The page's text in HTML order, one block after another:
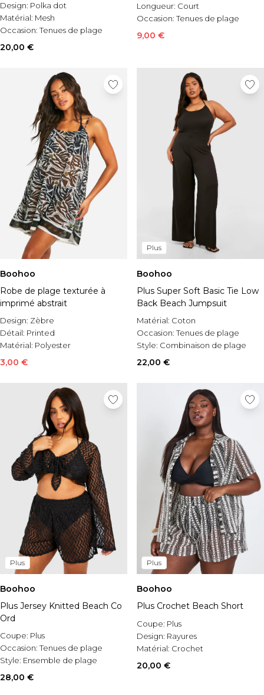
Design: Polka dot
Matérial: Mesh
Occasion:Tenues de plage
20,00 €
Longueur: Court
Occasion:Tenues de plage
9,00 €
Boohoo
Robe de plage texturée à
imprimé abstrait
Design: Zèbre
Détail: Printed
Matérial: Polyester
3,00 €
Plus
Boohoo
Plus Super Soft Basic Tie Low
Back Beach Jumpsuit
Matérial: Coton
Occasion:Tenues de plage
Style: Combinaison de plage
22,00 €
Plus
Boohoo
Plus Jersey Knitted Beach Co
Ord
Coupe: Plus
Occasion:Tenues de plage
Style: Ensemble de plage
28,00 €
Plus
Boohoo
Plus Crochet Beach Short
Coupe: Plus
Design: Rayures
Matérial: Crochet
20,00 €